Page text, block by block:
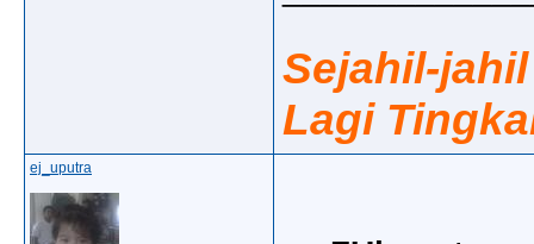
Sejahil-jahil
Lagi
ej_uputra